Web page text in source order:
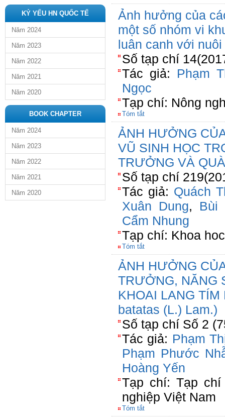
KỶ YẾU HN QUỐC TẾ
Năm 2024
Năm 2023
Năm 2022
Năm 2021
Năm 2020
BOOK CHAPTER
Năm 2024
Năm 2023
Năm 2022
Năm 2021
Năm 2020
Ảnh hưởng của
một số nhóm vi
luân canh với
Số tạp chí
Tác giả: Phạm
Ngọc
Tạp chí: Nông
Tóm tắt
ẢNH HƯỞNG
VŨ SINH HỌC
TRƯỞNG VÀ
Số tạp chí
Tác giả: Quách
Xuân Dung, Bùi
Cẩm Nhung
Tạp chí: Khoa
Tóm tắt
ẢNH HƯỞNG
TRƯỞNG, NĂNG
KHOAI LANG
batatas (L.) Lam.)
Số tạp chí Số 2
Tác giả: Phạm
Phạm Phước
Hoàng Yến
Tạp chí: Tạp chí
nghiệp Việt Nam
Tóm tắt